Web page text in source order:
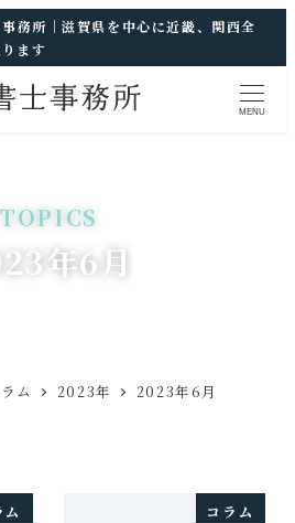
務所｜滋賀県を中心に近畿、関西全
ます
MENU
年6月
ム 2023年 2023年6月
ム コラム